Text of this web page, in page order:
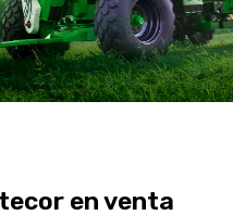
en venta